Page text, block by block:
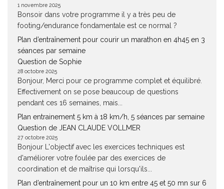
1 novembre 2025
Bonsoir dans votre programme il y a très peu de
footing/endurance fondamentale est ce normal ?
Plan d’entraînement pour courir un marathon en 4h45 en 3
séances par semaine
Question de Sophie
28 octobre 2025
Bonjour, Merci pour ce programme complet et équilibré.
Effectivement on se pose beaucoup de questions
pendant ces 16 semaines, mais...
Plan entrainement 5 km à 18 km/h, 5 séances par semaine
Question de JEAN CLAUDE VOLLMER
27 octobre 2025
Bonjour L'objectif avec les exercices techniques est
d'améliorer votre foulée par des exercices de
coordination et de maîtrise qui lorsqu'ils...
Plan d’entraînement pour un 10 km entre 45 et 50 mn sur 6